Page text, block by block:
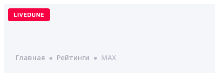
Перейти
Главная ● Рейтинги ● MAX